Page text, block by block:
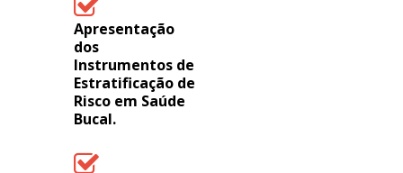
Apresentação
dos
Instrumentos de
Estratificação de
Risco em Saúde
Bucal.